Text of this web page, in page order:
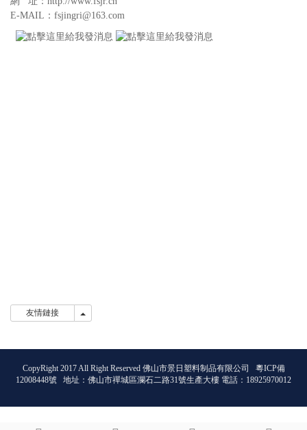
E-MAIL：fsjingri@163.com
友情鏈接
CopyRight 2017 All Right Reserved 佛山市景日塑料制品有限公司 粵ICP備
12008448號 地址：佛山市禪城區瀾石二路31號生產大樓 電話：18925970012